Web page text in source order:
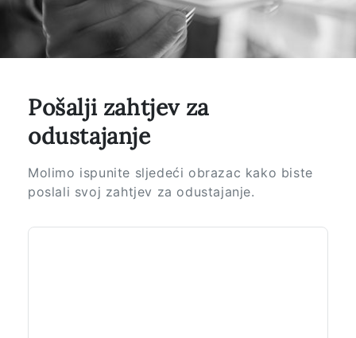
Pošalji zahtjev za
odustajanje
Molimo ispunite sljedeći obrazac kako biste
poslali svoj zahtjev za odustajanje.